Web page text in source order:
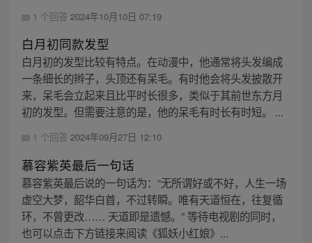
1 个回答 2024年10月10日 07:19
白月初同款发型
白月初的发型比较有特点。在动漫中，他通常将头发编成
一条细长的辫子，头顶还有呆毛。有时他会将头发披散开
来，呆毛会立起来且比平时长很多，类似于其前世东方月
初的发型。但需要注意的是，他的呆毛有时长有时短。 ...
1 个回答 2024年09月27日 12:10
慕容紫英最后一句话
慕容紫英最后说的一句话为：“无所谓好或不好，人生一场
虚空大梦，韶华白首，不过转瞬。唯有天道恒在，往复循
环，不曾更改…… 天道即是遗憾。” 等待电视剧的同时，
也可以点击下方链接来阅读《狐妖小红娘》...